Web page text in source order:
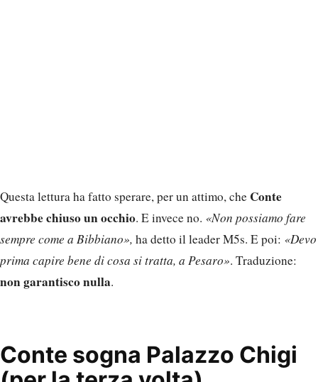
Questa lettura ha fatto sperare, per un attimo, che Conte
avrebbe chiuso un occhio. E invece no. «Non possiamo fare
sempre come a Bibbiano», ha detto il leader M5s. E poi: «Devo
prima capire bene di cosa si tratta, a Pesaro». Traduzione:
non garantisco nulla.
Conte sogna Palazzo Chigi